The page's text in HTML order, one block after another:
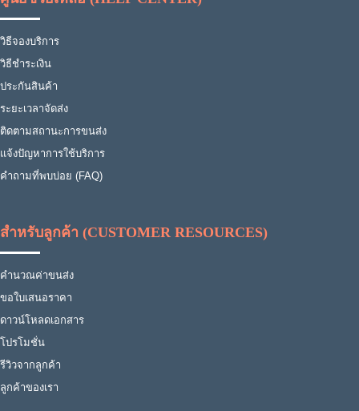
วิธีจองบริการ
วิธีชำระเงิน
ประกันสินค้า
ระยะเวลาจัดส่ง
ติดตามสถานะการขนส่ง
แจ้งปัญหาการใช้บริการ
คำถามที่พบบ่อย (FAQ)
สำหรับลูกค้า (CUSTOMER RESOURCES)
คำนวณค่าขนส่ง
ขอใบเสนอราคา
ดาวน์โหลดเอกสาร
โปรโมชั่น
รีวิวจากลูกค้า
ลูกค้าของเรา